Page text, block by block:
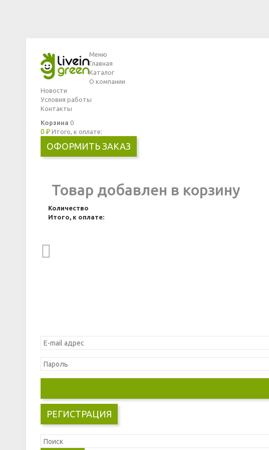
Меню
Главная
Каталог
О компании
Новости
Условия работы
Контакты
Корзина 0
0 ₽ Итого, к оплате:
ОФОРМИТЬ ЗАКАЗ
Товар добавлен в корзину
Количество
Итого, к оплате:
РЕГИСТРАЦИЯ